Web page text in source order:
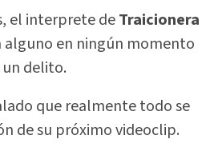
el interprete deTraicionera
en ningún momento
delito.
que realmente todo se
de su próximo videoclip.